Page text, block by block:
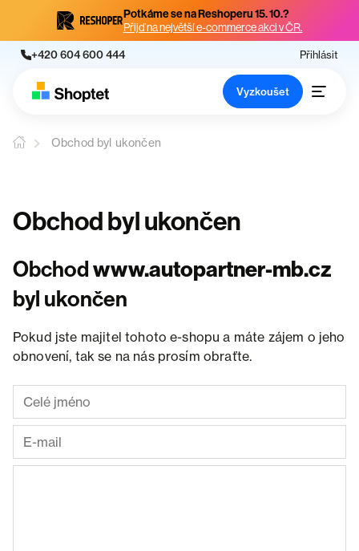
Potkáme se na Reshoperu 15. 10.?
Přijď na největší e-commerce akci v ČR.
+420 604 600 444 Přihlásit
Vyzkoušet
Obchod byl ukončen
Obchod byl ukončen
Obchodwww.autopartner-mb.cz
byl ukončen
Pokud jste majitel tohoto e-shopu a máte zájem o jeho
obnovení, tak se na nás prosím obraťte.